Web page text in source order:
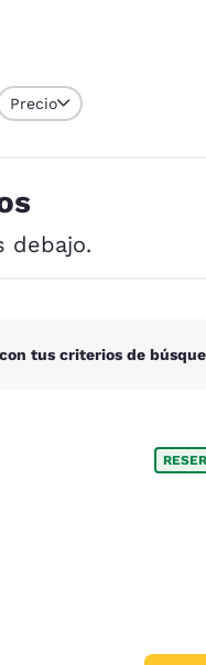
Precio
debajo.
tus criterios de